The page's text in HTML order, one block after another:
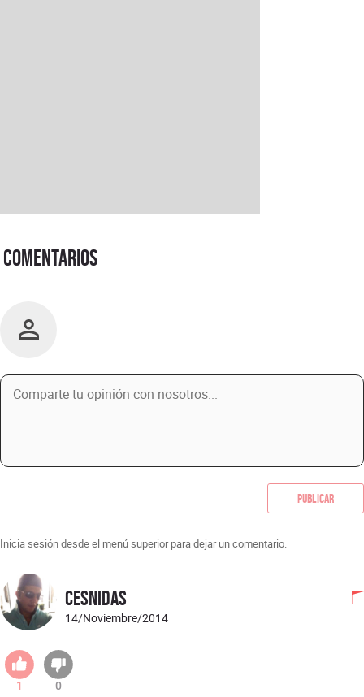
Comentarios
Publicar
Inicia sesión desde el menú superior para dejar un comentario.
Cesnidas
14/Noviembre/2014
1 0